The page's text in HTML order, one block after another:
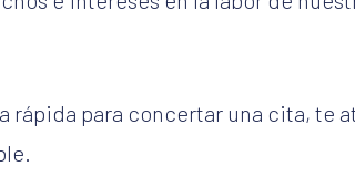
rápida para concertar una cita, te